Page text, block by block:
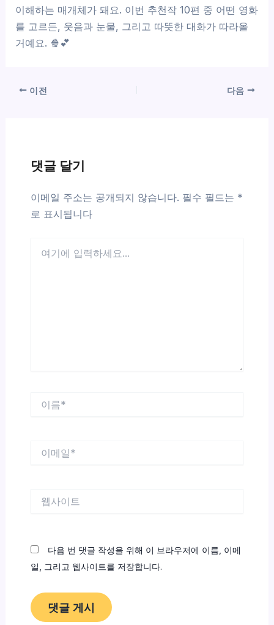
이해하는 매개체가 돼요. 이번 추천작 10편 중 어떤 영화
를 고르든, 웃음과 눈물, 그리고 따뜻한 대화가 따라올
거예요. 🍿💕
이전 다음
댓글 달기
이메일 주소는 공개되지 않습니다. 필수 필드는 *
로 표시됩니다
다음 번 댓글 작성을 위해 이 브라우저에 이름, 이메
일, 그리고 웹사이트를 저장합니다.